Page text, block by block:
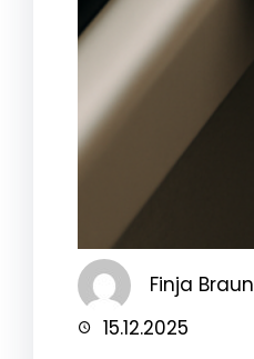
Finja Braun
15.12.2025